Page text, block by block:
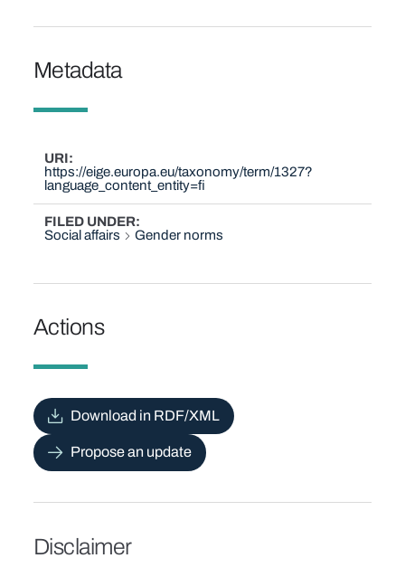
Metadata
URI
https://eige.europa.eu/taxonomy/term/1327?
language_content_entity=fi
FILED UNDER
Social affairs
Gender norms
Actions
Download in RDF/XML
Propose an update
Disclaimer